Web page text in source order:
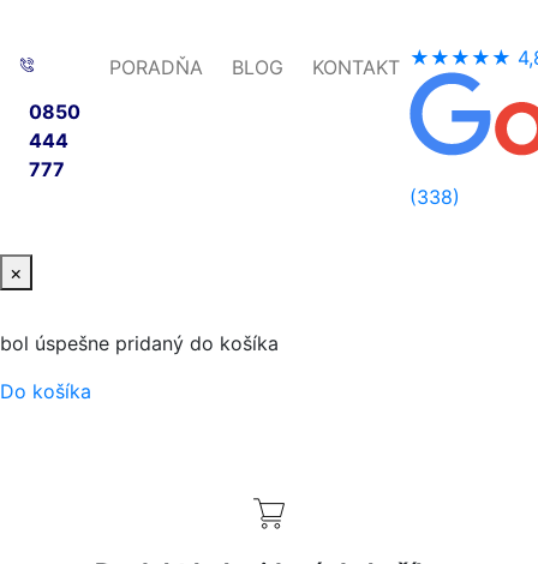
0850
444
777
PORADŇA BLOG KONTAKT ★★★★★
(338)
×
bol úspešne pridaný do košíka
Do košíka